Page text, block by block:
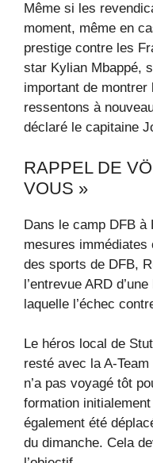
Même si les
moment, même en
prestige contre les
star Kylian Mbappé,
important de montrer
ressentons à
déclaré le capitaine
RAPPEL DE
VOUS »
Dans le camp DFB à
mesures
des sports de DFB,
l’entrevue ARD
laquelle l’échec
Le héros local de
resté avec la A-
n’a pas voyagé tôt
formation
également été
du dimanche. Cela